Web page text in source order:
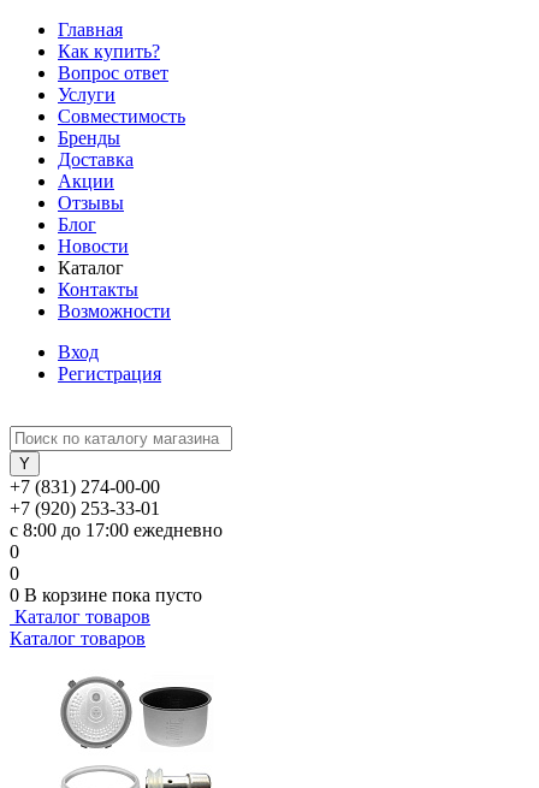
Главная
Как купить?
Вопрос ответ
Услуги
Совместимость
Бренды
Доставка
Акции
Отзывы
Блог
Новости
Каталог
Контакты
Возможности
Вход
Регистрация
+7 (831) 274-00-00
+7 (920) 253-33-01
с 8:00 до 17:00 ежедневно
0
0
0 В корзине пока пусто
Каталог товаров
Каталог товаров